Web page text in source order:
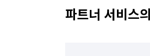
파트너 서비스